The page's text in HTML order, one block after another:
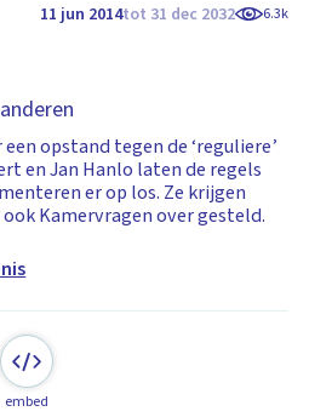
11 jun 2014tot 31 dec 2032 6.3k
opstand tegen de ‘reguliere’
en Jan Hanlo laten de regels
er op los. Ze krijgen
Kamervragen over gesteld.
embed